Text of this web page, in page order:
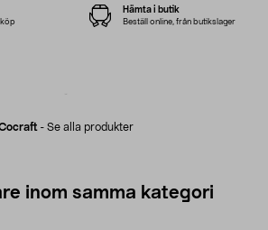
- Se alla produkter
Hämta i butik
Beställ online, från butikslager
inom samma kategori